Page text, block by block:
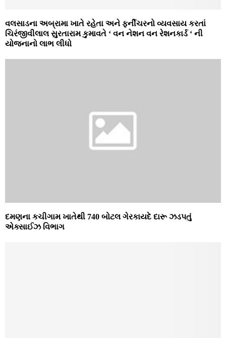
વલસાડના અબ્રામા ખાતે રહેતા અને ફર્નીચરનો વ્‍યવસાય કરતાં
ચિરંજીવીલાલ સુરતારામ કુમાવતે ‘ વન નેશન વન રેશનકાર્ડ ‘ ની
યોજનાનો લાભ લીધો
દમણના કચીગામ ખાતેથી 740 બોટલ ગેરકાયદે દારૂ ઝડપતું
એક્‍સાઈઝ વિભાગ